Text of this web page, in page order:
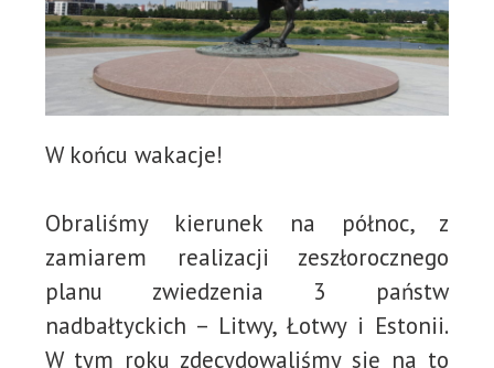
W końcu wakacje!
Obraliśmy kierunek na północ, z
zamiarem realizacji zeszłorocznego
planu zwiedzenia 3 państw
nadbałtyckich – Litwy, Łotwy i Estonii.
W tym roku zdecydowaliśmy się na to